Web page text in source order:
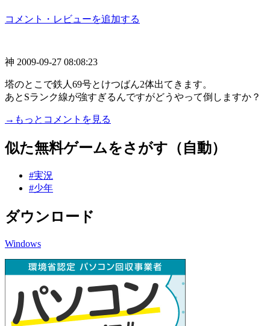
コメント・レビューを追加する
神 2009-09-27 08:08:23
塔のとこで鉄人69号とけつばん2体出てきます。
あとSランク線が強すぎるんですがどうやって倒しますか？
→もっとコメントを見る
似た無料ゲームをさがす（自動）
#実況
#少年
ダウンロード
Windows